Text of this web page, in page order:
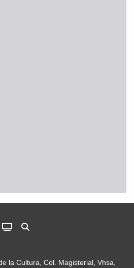
la Cultura, Col. Magisterial, Vhsa,